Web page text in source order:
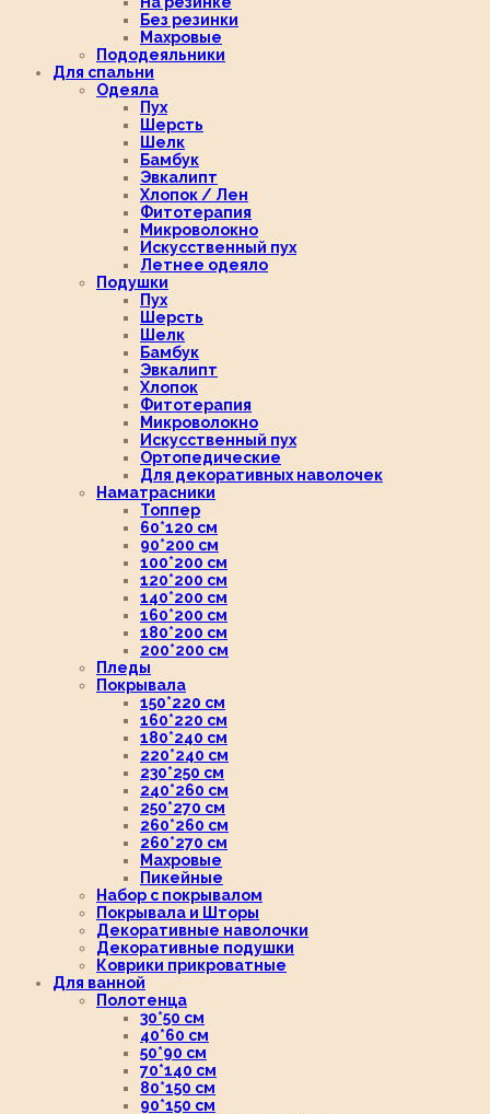
Без резинки
Махровые
Пододеяльники
Для спальни
Одеяла
Пух
Шерсть
Шелк
Бамбук
Эвкалипт
Хлопок / Лен
Фитотерапия
Микроволокно
Искусственный пух
Летнее одеяло
Подушки
Пух
Шерсть
Шелк
Бамбук
Эвкалипт
Хлопок
Фитотерапия
Микроволокно
Искусственный пух
Ортопедические
Для декоративных наволочек
Наматрасники
Топпер
60*120 см
90*200 см
100*200 см
120*200 см
140*200 см
160*200 см
180*200 см
200*200 см
Пледы
Покрывала
150*220 см
160*220 см
180*240 см
220*240 см
230*250 см
240*260 см
250*270 см
260*260 см
260*270 см
Махровые
Пикейные
Набор с покрывалом
Покрывала и Шторы
Декоративные наволочки
Декоративные подушки
Коврики прикроватные
Для ванной
Полотенца
30*50 см
40*60 см
50*90 см
70*140 см
80*150 см
90*150 см